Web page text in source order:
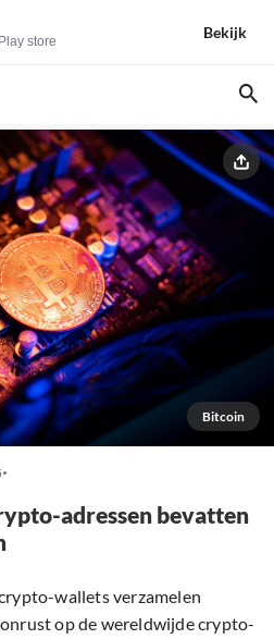
store
Bekijk
Bitcoin
adressen bevatten
wallets verzamelen
op de wereldwijde crypto-